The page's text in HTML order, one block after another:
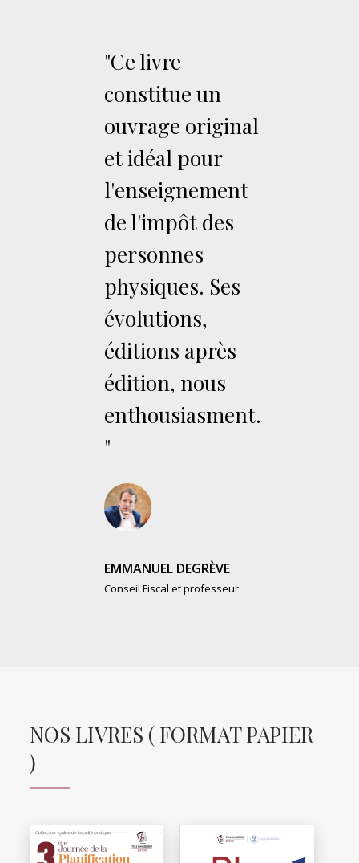
"Ce livre
constitue un
ouvrage original
et idéal pour
l'enseignement
de l'impôt des
personnes
physiques. Ses
évolutions,
éditions après
édition, nous
enthousiasment.
"
EMMANUEL DEGRÈVE
Conseil Fiscal et professeur
NOS LIVRES ( FORMAT PAPIER
)